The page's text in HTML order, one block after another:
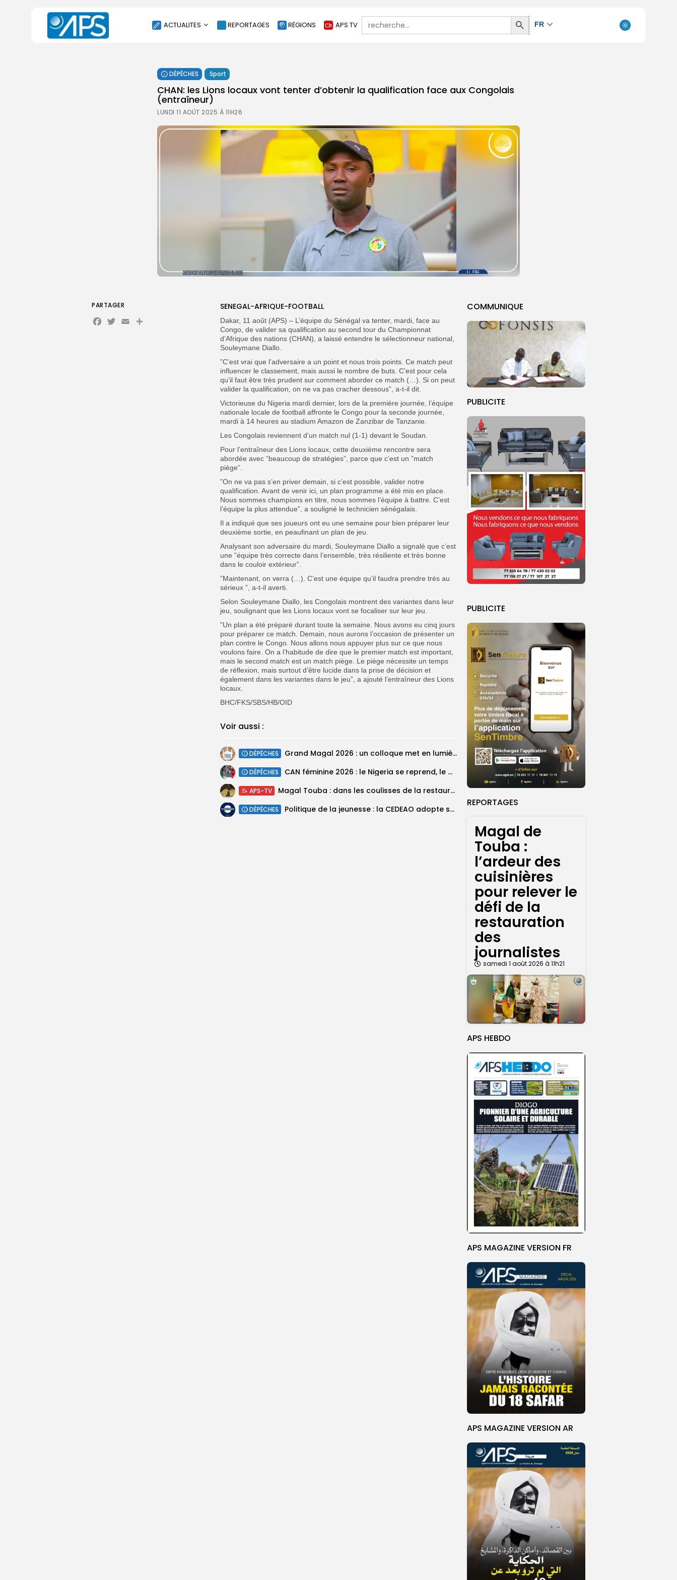
ACTUALITES
SOCIÉTÉ
ÉCONOMIE
CULTURE
ENVIRONNEMENT
REPORTAGES RÉGIONS APS TV
Search
for:
Search
Button
FR
DÉPÊCHES Sport
CHAN: les Lions locaux vont tenter d’obtenir la qualification face aux Congolais
(entraîneur)
LUNDI 11 AOÛT 2025 À 11H26
COMMUNIQUE
PUBLICITE
PUBLICITE
REPORTAGES
Magal de
Touba :
l’ardeur des
cuisinières
pour relever le
défi de la
restauration
des
journalistes
samedi 1 août 2026 à 11h21
APS HEBDO
APS MAGAZINE VERSION FR
APS MAGAZINE VERSION AR
SENEGAL-AFRIQUE-FOOTBALL
Dakar, 11 août (APS) – L’équipe du Sénégal va tenter, mardi, face au
Congo, de valider sa qualification au second tour du Championnat
d’Afrique des nations (CHAN), a laissé entendre le sélectionneur national,
Souleymane Diallo.
”C’est vrai que l’adversaire a un point et nous trois points. Ce match peut
influencer le classement, mais aussi le nombre de buts. C’est pour cela
qu’il faut être très prudent sur comment aborder ce match (…). Si on peut
valider la qualification, on ne va pas cracher dessous”, a-t-il dit.
Victorieuse du Nigeria mardi dernier, lors de la première journée, l’équipe
nationale locale de football affronte le Congo pour la seconde journée,
mardi à 14 heures au stadium Amazon de Zanzibar de Tanzanie.
Les Congolais reviennent d’un match nul (1-1) devant le Soudan.
Pour l’entraîneur des Lions locaux, cette deuxième rencontre sera
abordée avec ”beaucoup de stratégies”, parce que c’est un ”match
piège”.
”On ne va pas s’en priver demain, si c’est possible, valider notre
qualification. Avant de venir ici, un plan programme a été mis en place.
Nous sommes champions en titre, nous sommes l’équipe à battre. C’est
l’équipe la plus attendue”, a souligné le technicien sénégalais.
Il a indiqué que ses joueurs ont eu une semaine pour bien préparer leur
deuxième sortie, en peaufinant un plan de jeu.
Analysant son adversaire du mardi, Souleymane Diallo a signalé que c’est
une ”équipe très correcte dans l’ensemble, très résiliente et très bonne
dans le couloir extérieur”.
”Maintenant, on verra (…). C’est une équipe qu’il faudra prendre très au
sérieux ”, a-t-il averti.
Selon Souleymane Diallo, les Congolais montrent des variantes dans leur
jeu, soulignant que les Lions locaux vont se focaliser sur leur jeu.
”Un plan a été préparé durant toute la semaine. Nous avons eu cinq jours
pour préparer ce match. Demain, nous aurons l’occasion de présenter un
plan contre le Congo. Nous allons nous appuyer plus sur ce que nous
voulons faire. On a l’habitude de dire que le premier match est important,
mais le second match est un match piège. Le piège nécessite un temps
de réflexion, mais surtout d’être lucide dans la prise de décision et
également dans les variantes dans le jeu”, a ajouté l’entraîneur des Lions
locaux.
BHC/FKS/SBS/HB/OID
Voir aussi :
DÉPÊCHES Grand Magal 2026 : un colloque met en lumière la portée universelle...
DÉPÊCHES ‎CAN féminine 2026 : le Nigeria se reprend, le Malawi surprend encore...
APS-TV Magal Touba : dans les coulisses de la restauration de la presse...
DÉPÊCHES Politique de la jeunesse : la CEDEAO adopte son plan d’actions stratégiques...
PARTAGER
Facebook
Twitter
Email